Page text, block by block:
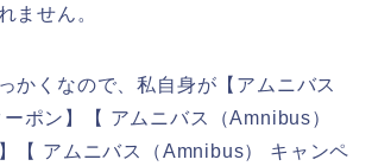
ません。
かくなので、私自身が【アムニバス
ーポン】【 アムニバス（Amnibus）
【 アムニバス（Amnibus） キャンペ